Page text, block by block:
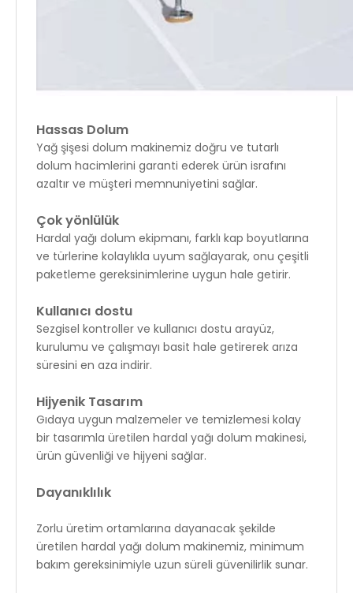
Hassas Dolum
Yağ şişesi dolum makinemiz doğru ve tutarlı
dolum hacimlerini garanti ederek ürün israfını
azaltır ve müşteri memnuniyetini sağlar.
Çok yönlülük
Hardal yağı dolum ekipmanı, farklı kap boyutlarına
ve türlerine kolaylıkla uyum sağlayarak, onu çeşitli
paketleme gereksinimlerine uygun hale getirir.
Kullanıcı dostu
Sezgisel kontroller ve kullanıcı dostu arayüz,
kurulumu ve çalışmayı basit hale getirerek arıza
süresini en aza indirir.
Hijyenik Tasarım
Gıdaya uygun malzemeler ve temizlemesi kolay
bir tasarımla üretilen hardal yağı dolum makinesi,
ürün güvenliği ve hijyeni sağlar.
Dayanıklılık
Zorlu üretim ortamlarına dayanacak şekilde
üretilen hardal yağı dolum makinemiz, minimum
bakım gereksinimiyle uzun süreli güvenilirlik sunar.